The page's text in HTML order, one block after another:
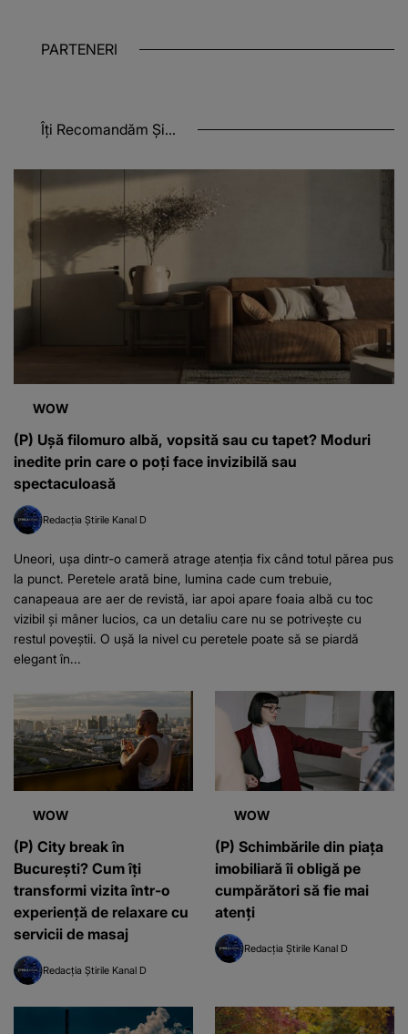
PARTENERI
Îți Recomandăm Și...
WOW
(P) Ușă filomuro albă, vopsită sau cu tapet? Moduri
inedite prin care o poți face invizibilă sau
spectaculoasă
Redacția Știrile Kanal D
Uneori, ușa dintr-o cameră atrage atenția fix când totul părea pus
la punct. Peretele arată bine, lumina cade cum trebuie,
canapeaua are aer de revistă, iar apoi apare foaia albă cu toc
vizibil și mâner lucios, ca un detaliu care nu se potrivește cu
restul poveștii. O ușă la nivel cu peretele poate să se piardă
elegant în...
WOW
(P) City break în
București? Cum îți
transformi vizita într-o
experiență de relaxare cu
servicii de masaj
Redacția Știrile Kanal D
WOW
(P) Schimbările din piața
imobiliară îi obligă pe
cumpărători să fie mai
atenți
Redacția Știrile Kanal D